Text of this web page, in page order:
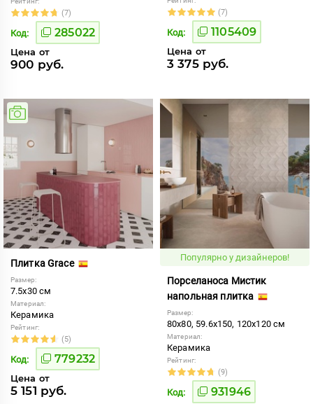
(7)
Код: 285022
Цена от
900 руб.
(7)
Код: 1105409
Цена от
3 375 руб.
Плитка Grace
Размер:
7.5x30 см
Материал:
Керамика
Рейтинг:
(5)
Код: 779232
Цена от
5 151 руб.
Популярно у дизайнеров!
Порселаноса Мистик
напольная плитка
Размер:
80x80, 59.6x150, 120x120 см
Материал:
Керамика
Рейтинг:
(9)
Код: 931946